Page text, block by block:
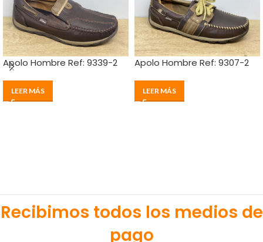
Apolo Hombre Ref: 9339-2
LEER MÁS
Apolo Hombre Ref: 9307-2
LEER MÁS
Recibimos todos los medios de
pago